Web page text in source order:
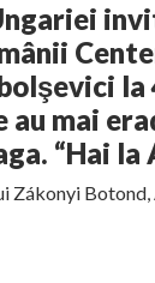
la
au mai
“Hai
Zákonyi